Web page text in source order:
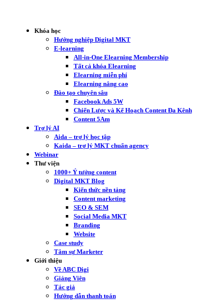
Khóa học
Hướng nghiệp Digital MKT
E-learning
All-in-One Elearning Membership
Tất cả khóa Elearning
Elearning miễn phí
Elearning nâng cao
Đào tạo chuyên sâu
Facebook Ads 5W
Chiến Lược và Kế Hoạch Content Đa Kênh
Content 5Am
Trợ lý AI
Aida – trợ lý học tập
Kaida – trợ lý MKT chuẩn agency
Webinar
Thư viện
1000+ Ý tưởng content
Digital MKT Blog
Kiến thức nền tảng
Content marketing
SEO & SEM
Social Media MKT
Branding
Website
Case study
Tâm sự Marketer
Giới thiệu
Về ABC Digi
Giảng Viên
Tác giả
Hướng dẫn thanh toán